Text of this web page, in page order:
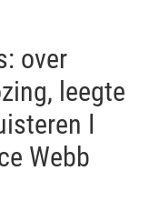
over
leegte
I
Webb